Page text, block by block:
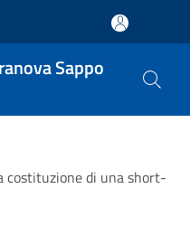
Sappo
costituzione di una short-